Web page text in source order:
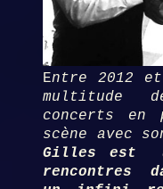
Entre 2012
multitude
concerts en
scène avec
Gilles est
rencontres